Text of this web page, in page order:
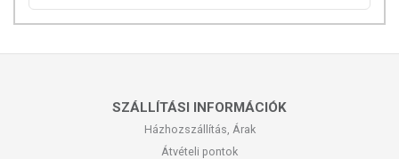
SZÁLLÍTÁSI INFORMÁCIÓK
Házhozszállítás, Árak
Átvételi pontok